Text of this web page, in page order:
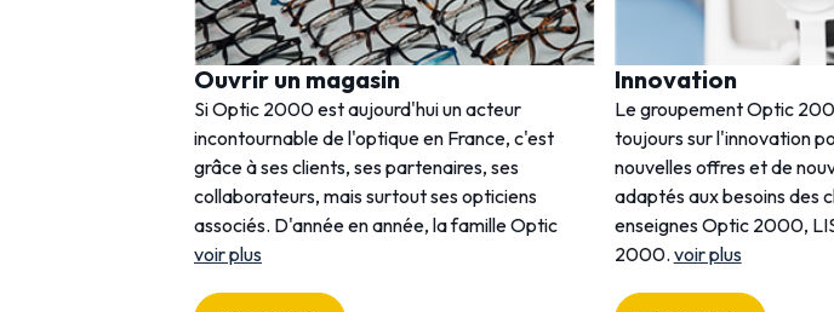
Ouvrir un magasin
Si Optic 2000 est aujourd'hui un acteur
incontournable de l'optique en France, c'est
grâce à ses clients, ses partenaires, ses
collaborateurs, mais surtout ses opticiens
associés. D'année en année, la famille Optic
voir plus
Innovation
Le groupement Optic
toujours sur l'innovation
nouvelles offres et de
adaptés aux besoins des
enseignes Optic 2000,
2000. voir plus